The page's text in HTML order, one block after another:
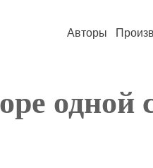
Авторы